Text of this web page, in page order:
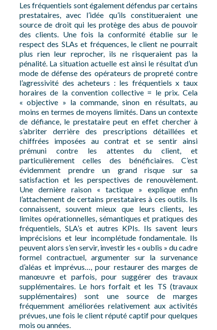
Les fréquentiels sont également défendus par certains
prestataires, avec l’idée qu’ils constitueraient une
source de droit qui les protège des abus de pouvoir
des clients. Une fois la conformité établie sur le
respect des SLAs et fréquences, le client ne pourrait
plus rien leur reprocher, ils ne risqueraient pas la
pénalité. La situation actuelle est ainsi le résultat d’un
mode de défense des opérateurs de propreté contre
l’agressivité des acheteurs : les fréquentiels x taux
horaires de la convention collective = le prix. Cela
« objective » la commande, sinon en résultats, au
moins en termes de moyens limités. Dans un contexte
de défiance, le prestataire peut en effet chercher à
s’abriter derrière des prescriptions détaillées et
chiffrées imposées au contrat et se sentir ainsi
prémuni contre les attentes du client, et
particulièrement celles des bénéficiaires. C’est
évidemment prendre un grand risque sur sa
satisfaction et les perspectives de renouvèlement.
Une dernière raison « tactique » explique enfin
l’attachement de certains prestataires à ces outils. Ils
connaissent, souvent mieux que leurs clients, les
limites opérationnelles, sémantiques et pratiques des
fréquentiels, SLA’s et autres KPIs. Ils savent leurs
imprécisions et leur incomplétude fondamentale. Ils
peuvent alors s’en servir, investir les « oublis » du cadre
formel contractuel, argumenter sur la survenance
d’aléas et imprévus…, pour restaurer des marges de
manœuvre et parfois, pour suggérer des travaux
supplémentaires. Le hors forfait et les TS (travaux
supplémentaires) sont une source de marges
fréquemment améliorées relativement aux activités
prévues, une fois le client réputé captif pour quelques
mois ou années.